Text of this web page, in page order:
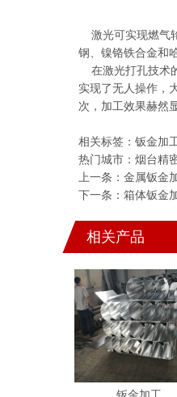
激光可实现燃气
钢、镍铬铁合金和
在激光打孔技术
实现了无人操作，
次，加工效果赫然
相关标签： 钣金加
热门城市： 烟台精
上一条： 金属钣金
下一条： 箱体钣金
相关产品